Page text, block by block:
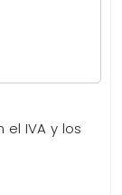
IVA y los